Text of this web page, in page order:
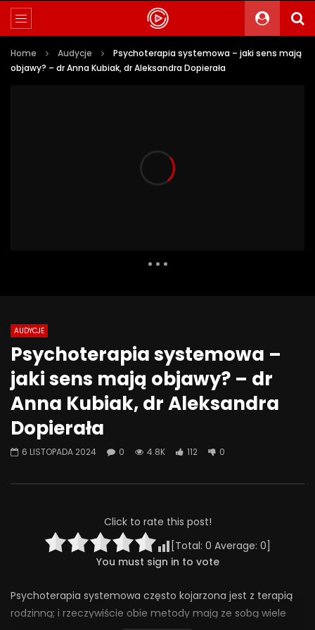
Home Audycje
Psychoterapia systemowa – jaki sens mają
objawy? – dr Anna Kubiak, dr Aleksandra Dopierała
Alkohol, leki antydepresyjne (SSRI)
i benzodiazepiny – FATALNE
połączenie? | Misja Psychiatria
#143
23 GRUDNIA 2025
0
649 44
Wesołych świąt!
23 GRUDNIA 2025
0
639
AUDYCJE
Psychoterapia systemowa –
jaki sens mają objawy? – dr
Anna Kubiak, dr Aleksandra
Dopierała
6 LISTOPADA 2024 0 4.8K 112 0
Click to rate this post!
[Total: 0 Average: 0]
You must sign in to vote
Psychoterapia systemowa często kojarzona jest z terapią
rodzinną; i rzeczywiście obie metody mają ze sobą wiele